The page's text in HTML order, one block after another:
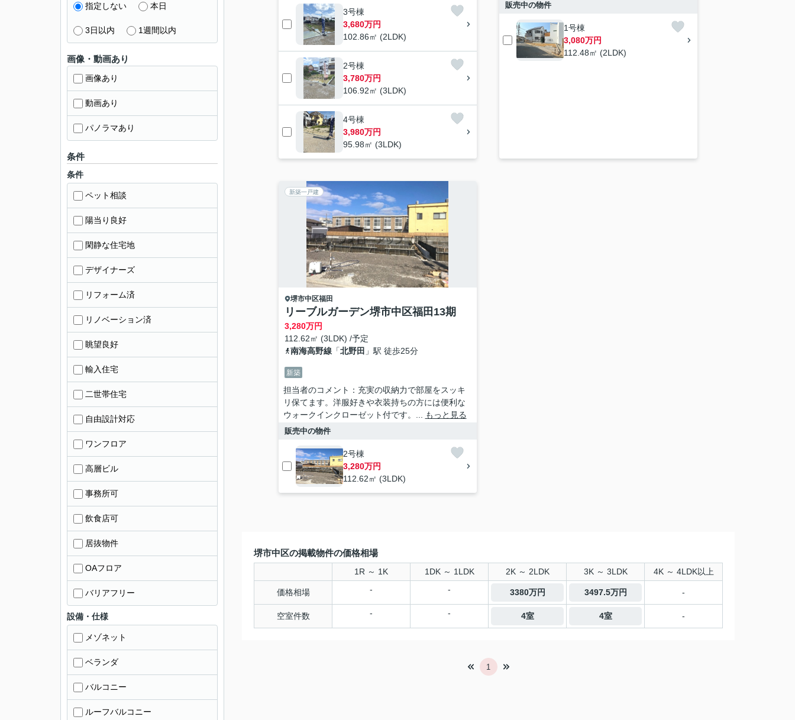
3号棟
3,680万円
102.86㎡ (2LDK)
2号棟
3,780万円
106.92㎡ (3LDK)
4号棟
3,980万円
95.98㎡ (3LDK)
販売中の物件
1号棟
3,080万円
112.48㎡ (2LDK)
新築一戸建
堺市中区福田
リーブルガーデン堺市中区福田13期
3,280万円
112.62㎡ (3LDK) /予定
南海高野線「北野田 」駅 徒歩25分
新築
担当者のコメント：充実の収納力で部屋をスッキ
リ保てます。洋服好きや衣装持ちの方には便利な
ウォークインクローゼット付です。...
もっと見る
販売中の物件
2号棟
3,280万円
112.62㎡ (3LDK)
堺市中区の掲載物件の価格相場
1R ～ 1K 1DK ～ 1LDK 2K ～ 2LDK 3K ～ 3LDK 4K ～ 4LDK以上
価格相場 - - 3380万円 3497.5万円 -
空室件数 - - 4室 4室 -
1
指定しない 本日
3日以内 1週間以内
画像・動画あり
画像あり
動画あり
パノラマあり
条件
条件
ペット相談
陽当り良好
閑静な住宅地
デザイナーズ
リフォーム済
リノベーション済
眺望良好
輸入住宅
二世帯住宅
自由設計対応
ワンフロア
高層ビル
事務所可
飲食店可
居抜物件
OAフロア
バリアフリー
設備・仕様
メゾネット
ベランダ
バルコニー
ルーフバルコニー